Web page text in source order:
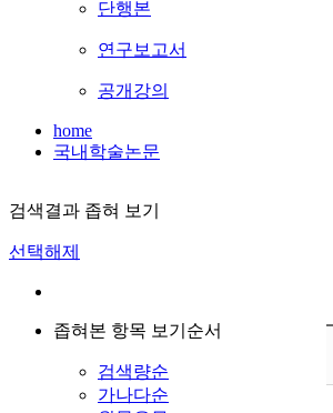
단행본
연구보고서
공개강의
home
국내학술논문
검색결과 좁혀 보기
선택해제
좁혀본 항목 보기순서
검색량순
가나다순